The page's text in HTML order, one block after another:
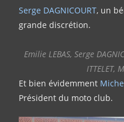
Serge DAGNICOURT, un
grande discrétion.
Emilie LEBAS, Serge
ITTELET,
Et bien évidemment
Président du moto club.